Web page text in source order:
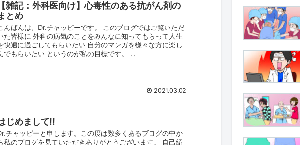
雑記：外科医向け】心毒性のある抗がん剤の
とめ
んばんは。Dr.チャッピーです。 このブログではご覧いただ
た皆様に 外科の病気のことをみんなに知ってもらって人生
快適に過ごしてもらいたい 自分のマンガを様々な方に楽し
でもらいたい というのが私の目標です。 ...
2021.03.02
じめまして!!
チャッピーと申します。この度は数多くあるブログの中か
私のブログを見ていただきありがとうございます。 自己紹